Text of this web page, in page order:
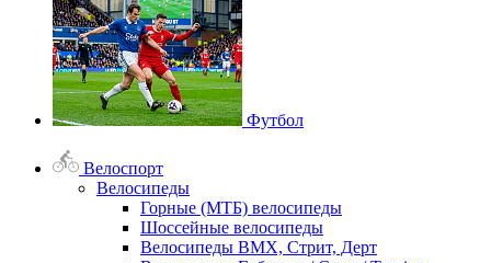
Футбол
Велоспорт
Велосипеды
Горные (МТБ) велосипеды
Шоссейные велосипеды
Велосипеды BMX, Стрит, Дерт